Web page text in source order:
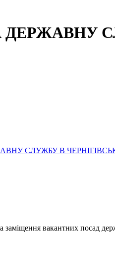
СЛУЖБУ В
заміщення вакантних посад